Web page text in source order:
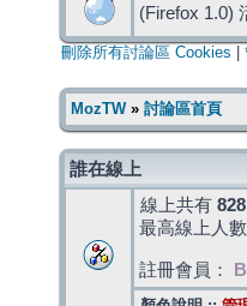
(Firefox 1.0)
刪除所有討論區 Cookies
MozTW» 討論區首頁
誰在線上
線上共有 828
最高線上人
註冊會員：